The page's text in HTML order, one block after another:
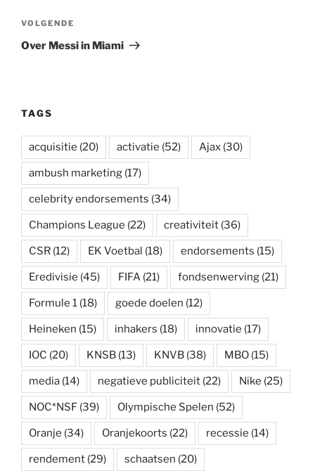
Volgend
bericht
VOLGENDE
Over Messi in Miami
TAGS
acquisitie (20) activatie (52) Ajax (30)
ambush marketing (17)
celebrity endorsements (34)
Champions League (22) creativiteit (36)
CSR (12) EK Voetbal (18) endorsements (15)
Eredivisie (45) FIFA (21) fondsenwerving (21)
Formule 1 (18) goede doelen (12)
Heineken (15) inhakers (18) innovatie (17)
IOC (20) KNSB (13) KNVB (38) MBO (15)
media (14) negatieve publiciteit (22) Nike (25)
NOC*NSF (39) Olympische Spelen (52)
Oranje (34) Oranjekoorts (22) recessie (14)
rendement (29) schaatsen (20)